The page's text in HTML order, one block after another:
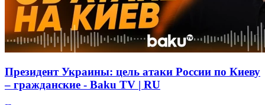
Президент Украины: цель атаки России по Киеву
– гражданские - Baku TV | RU